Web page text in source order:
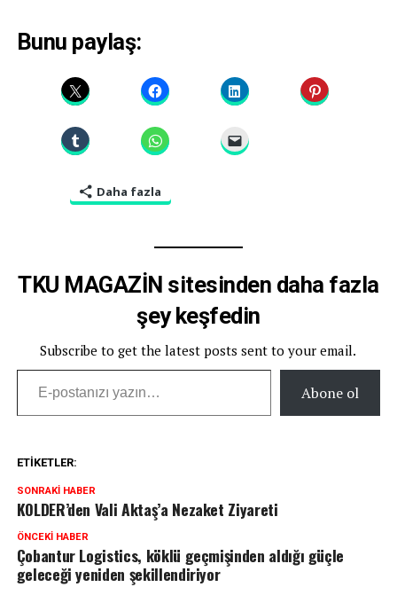
Bunu paylaş:
Daha fazla
TKU MAGAZİN sitesinden daha fazla
şey keşfedin
Subscribe to get the latest posts sent to your email.
E-postanızı yazın…
Abone ol
ETIKETLER:
SONRAKI HABER
KOLDER’den Vali Aktaş’a Nezaket Ziyareti
ÖNCEKI HABER
Çobantur Logistics, köklü geçmişinden aldığı güçle
geleceği yeniden şekillendiriyor